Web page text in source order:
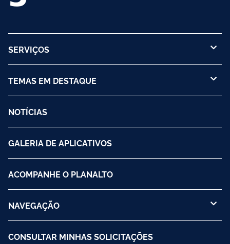
SERVIÇOS
TEMAS EM DESTAQUE
NOTÍCIAS
GALERIA DE APLICATIVOS
ACOMPANHE O PLANALTO
NAVEGAÇÃO
CONSULTAR MINHAS SOLICITAÇÕES